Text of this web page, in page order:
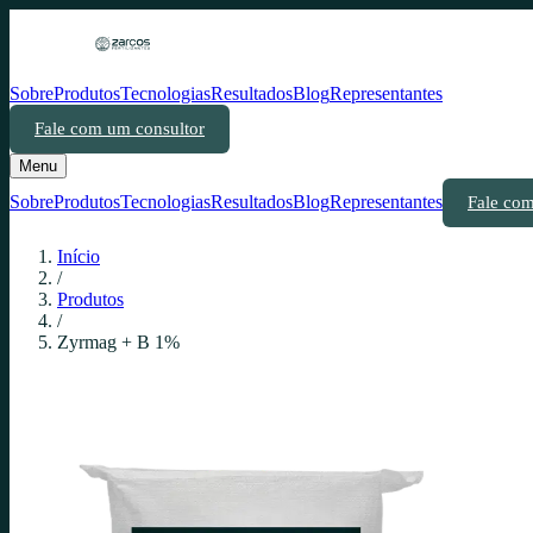
SobreProdutosTecnologiasResultadosBlogRepresentantes
Fale com um consultor
Menu
SobreProdutosTecnologiasResultadosBlogRepresentantes Fale
Início
/
Produtos
/
Zyrmag + B 1%